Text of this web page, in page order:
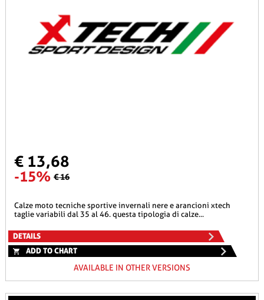
€ 13,68
-15% € 16
calze moto tecniche sportive invernali nere e arancioni xtech
taglie variabili dal 35 al 46. questa tipologia di calze...
DETAILS
ADD TO CHART
AVAILABLE IN OTHER VERSIONS